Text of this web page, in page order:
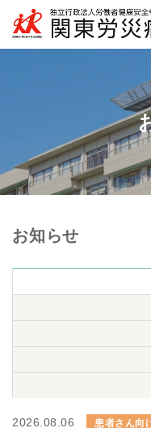
お知らせ
2026.08.06 患者さん向